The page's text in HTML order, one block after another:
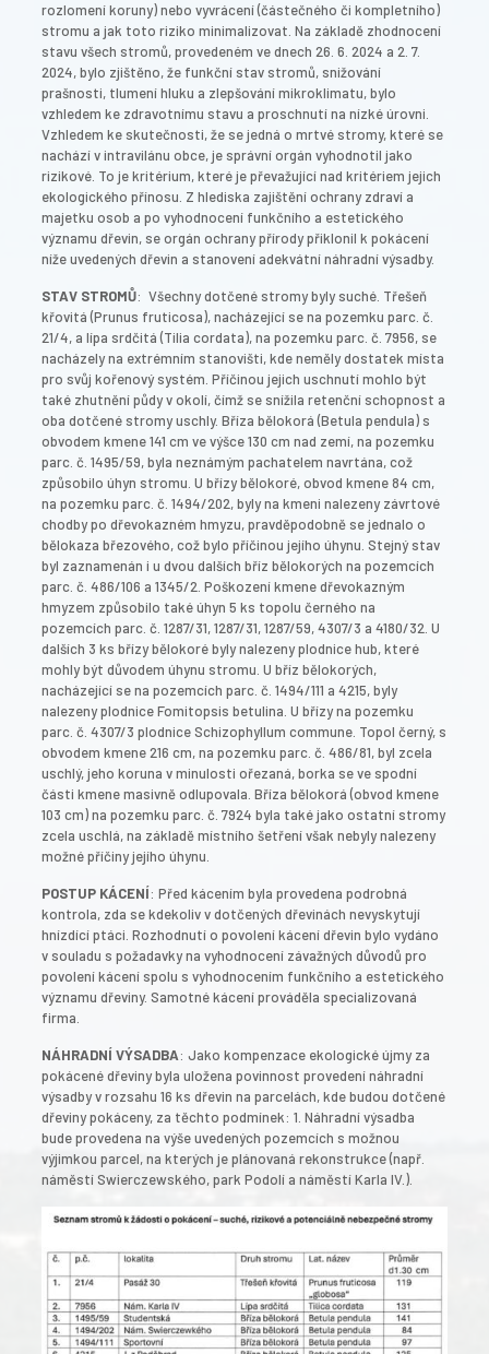
rozlomení koruny) nebo vyvrácení (částečného či kompletního)
stromu a jak toto riziko minimalizovat. Na základě zhodnocení
stavu všech stromů, provedeném ve dnech 26. 6. 2024 a 2. 7.
2024, bylo zjištěno, že funkční stav stromů, snižování
prašnosti, tlumení hluku a zlepšování mikroklimatu, bylo
vzhledem ke zdravotnímu stavu a proschnutí na nízké úrovni.
Vzhledem ke skutečnosti, že se jedná o mrtvé stromy, které se
nachází v intravilánu obce, je správní orgán vyhodnotil jako
rizikové. To je kritérium, které je převažující nad kritériem jejich
ekologického přínosu. Z hlediska zajištění ochrany zdraví a
majetku osob a po vyhodnocení funkčního a estetického
významu dřevin, se orgán ochrany přírody přiklonil k pokácení
níže uvedených dřevin a stanovení adekvátní náhradní výsadby.
STAV STROMŮ: Všechny dotčené stromy byly suché. Třešeň
křovitá (Prunus fruticosa), nacházející se na pozemku parc. č.
21/4, a lípa srdčitá (Tilia cordata), na pozemku parc. č. 7956, se
nacházely na extrémním stanovišti, kde neměly dostatek místa
pro svůj kořenový systém. Příčinou jejich uschnutí mohlo být
také zhutnění půdy v okolí, čímž se snížila retenční schopnost a
oba dotčené stromy uschly. Bříza bělokorá (Betula pendula) s
obvodem kmene 141 cm ve výšce 130 cm nad zemí, na pozemku
parc. č. 1495/59, byla neznámým pachatelem navrtána, což
způsobilo úhyn stromu. U břízy bělokoré, obvod kmene 84 cm,
na pozemku parc. č. 1494/202, byly na kmeni nalezeny závrtové
chodby po dřevokazném hmyzu, pravděpodobně se jednalo o
bělokaza březového, což bylo příčinou jejího úhynu. Stejný stav
byl zaznamenán i u dvou dalších bříz bělokorých na pozemcích
parc. č. 486/106 a 1345/2. Poškození kmene dřevokazným
hmyzem způsobilo také úhyn 5 ks topolu černého na
pozemcích parc. č. 1287/31, 1287/31, 1287/59, 4307/3 a 4180/32. U
dalších 3 ks břízy bělokoré byly nalezeny plodnice hub, které
mohly být důvodem úhynu stromu. U bříz bělokorých,
nacházející se na pozemcích parc. č. 1494/111 a 4215, byly
nalezeny plodnice Fomitopsis betulina. U břízy na pozemku
parc. č. 4307/3 plodnice Schizophyllum commune. Topol černý, s
obvodem kmene 216 cm, na pozemku parc. č. 486/81, byl zcela
uschlý, jeho koruna v minulosti ořezaná, borka se ve spodní
části kmene masivně odlupovala. Bříza bělokorá (obvod kmene
103 cm) na pozemku parc. č. 7924 byla také jako ostatní stromy
zcela uschlá, na základě místního šetření však nebyly nalezeny
možné příčiny jejího úhynu.
POSTUP KÁCENÍ: Před kácením byla provedena podrobná
kontrola, zda se kdekoliv v dotčených dřevinách nevyskytují
hnízdící ptáci. Rozhodnutí o povolení kácení dřevin bylo vydáno
v souladu s požadavky na vyhodnocení závažných důvodů pro
povolení kácení spolu s vyhodnocením funkčního a estetického
významu dřeviny. Samotné kácení prováděla specializovaná
firma.
NÁHRADNÍ VÝSADBA: Jako kompenzace ekologické újmy za
pokácené dřeviny byla uložena povinnost provedení náhradní
výsadby v rozsahu 16 ks dřevin na parcelách, kde budou dotčené
dřeviny pokáceny, za těchto podmínek: 1. Náhradní výsadba
bude provedena na výše uvedených pozemcích s možnou
výjimkou parcel, na kterých je plánovaná rekonstrukce (např.
náměstí Swierczewského, park Podolí a náměstí Karla IV.).